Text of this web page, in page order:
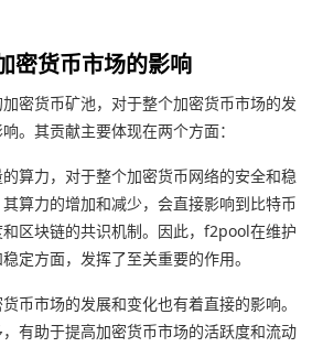
密货币市场的影响
密货币矿池，对于整个加密货币市场的发
。其贡献主要体现在两个方面：
算力，对于整个加密货币网络的安全和稳
算力的增加和减少，会直接影响到比特币
区块链的共识机制。因此，f2pool在维护
定方面，发挥了至关重要的作用。
币市场的发展和变化也有着直接的影响。
有助于提高加密货币市场的活跃度和流动